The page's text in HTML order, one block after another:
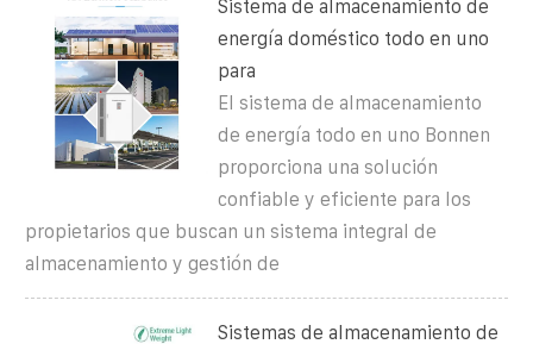
Sistema de almacenamiento de
energía doméstico todo en uno
para
El sistema de almacenamiento
de energía todo en uno Bonnen
proporciona una solución
confiable y eficiente para los
propietarios que buscan un sistema integral de
almacenamiento y gestión de
Sistemas de almacenamiento de